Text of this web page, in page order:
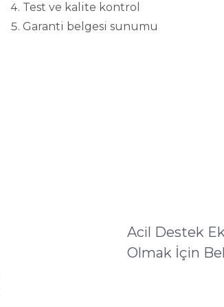
Test ve kalite kontrol
Garanti belgesi sunumu
Acil Destek
Olmak İçin